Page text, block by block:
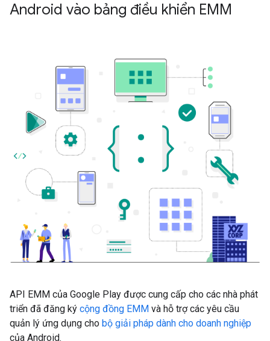
Android vào bảng điều khiển EMM
API EMM của Google Play được cung cấp cho các nhà phát
triển đã đăng ký cộng đồng EMM và hỗ trợ các yêu cầu
quản lý ứng dụng cho bộ giải pháp dành cho doanh nghiệp
của Android.